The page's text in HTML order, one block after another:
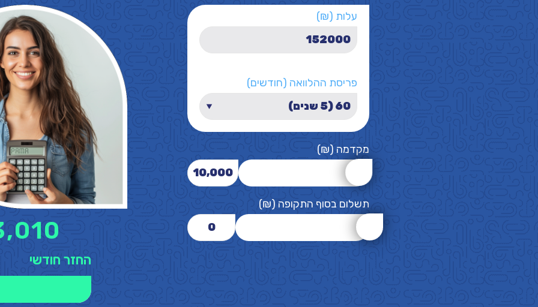
עלות (₪)
פריסת ההלוואה (חודשים)
מקדמה (₪)
10,000
תשלום בסוף התקופה (₪)
0
החזר חודשי